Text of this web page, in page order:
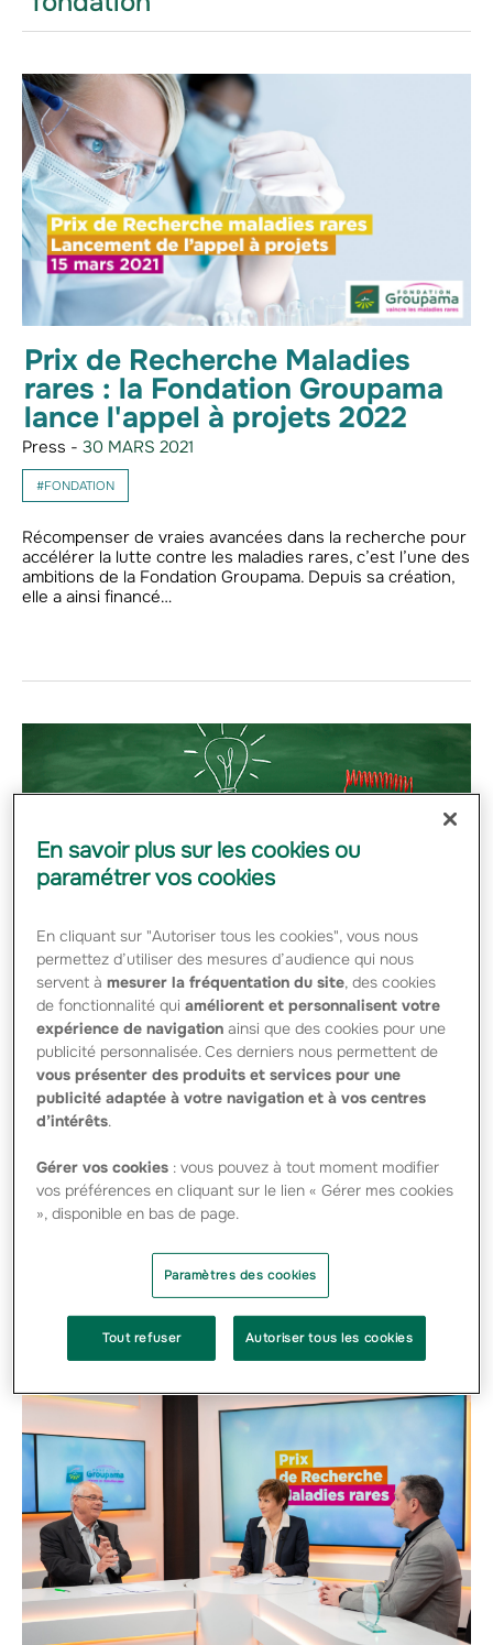
Prix de Recherche Maladies
rares : la Fondation Groupama
lance l'appel à projets 2022
Press - 30 MARS 2021
#FONDATION
Récompenser de vraies avancées dans la recherche pour
accélérer la lutte contre les maladies rares, c’est l’une des
ambitions de la Fondation Groupama. Depuis sa création,
elle a ainsi financé…
Lancement du Prix de
l'innovation sociale 2022
Press -8 JUILLET 2021
Ce prix a pour vocation de soutenir une action innovante
qui contribue à changer la donne dans le quotidien des
En savoir plus sur les cookies ou
paramétrer vos cookies
En cliquant sur "Autoriser tous les cookies", vous nous
permettez d’utiliser des mesures d’audience qui nous
servent àmesurer la fréquentation du site, des cookies
de fonctionnalité quiaméliorent et personnalisent votre
expérience de navigation ainsi que des cookies pour une
publicité personnalisée. Ces derniers nous permettent de
vous présenter des produits et services pour une
publicité adaptée à votre navigation et à vos centres
d’intérêts.
Gérer vos cookies : vous pouvez à tout moment modifier
vos préférences en cliquant sur le lien « Gérer mes cookies
», disponible en bas de page.
Paramètres des cookies
Tout refuser Autoriser tous les cookies